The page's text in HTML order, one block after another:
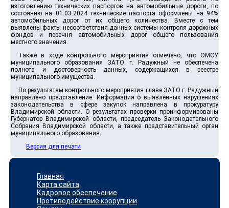
изготовлению технических паспортов на автомобильные дороги, по
состоянию на 01.03.2024 технические паспорта оформлены на 94%
автомобильных дорог от их общего количества. Вместе с тем
выявлены факты несоответствия данных системы контроля дорожных
фондов и перечня автомобильных дорог общего пользования
местного значения.
Также в ходе контрольного мероприятия отмечено, что ОМСУ
муниципального образования ЗАТО г. Радужный не обеспечена
полнота и достоверность данных, содержащихся в реестре
муниципального имущества.
По результатам контрольного мероприятия главе ЗАТО г. Радужный
направлено представление. Информация о выявленных нарушениях
законодательства в сфере закупок направлена в прокуратуру
Владимирской области. О результатах проверки проинформированы
Губернатор Владимирской области, председатель Законодательного
Собрания Владимирской области, а также представительный орган
муниципального образования.
Версия для печати
Главная
Карта сайта
Кадровое обеспечение
Противодействие коррупции